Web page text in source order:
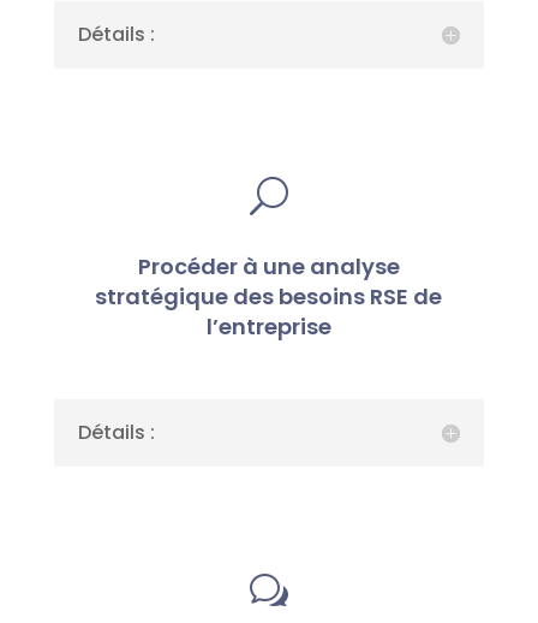
Détails :
U
Procéder à une analyse
stratégique des besoins RSE de
l’entreprise
Détails :
w